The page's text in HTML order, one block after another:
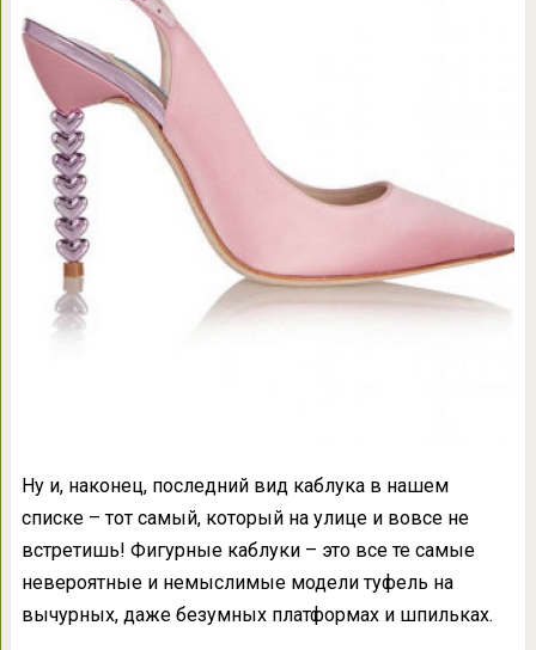
Ну и, наконец, последний вид каблука в нашем
списке – тот самый, который на улице и вовсе не
встретишь! Фигурные каблуки – это все те самые
невероятные и немыслимые модели туфель на
вычурных, даже безумных платформах и шпильках.